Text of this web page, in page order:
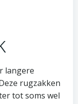
langere
rugzakken
tot soms wel